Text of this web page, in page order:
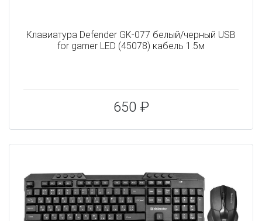
Клавиатура Defender GK-077 белый/черный USB
for gamer LED (45078) кабель 1.5м
650 ₽